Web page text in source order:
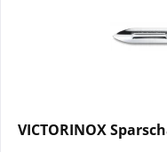
VICTORINOX